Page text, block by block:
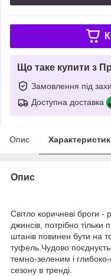
Що таке купити з
Замовлення під
Доступна доставка
Опис
Опис
Світло коричневі броги
джинсів, потрібно тільки
штанів повинен бути на
туфель.Чудово
темно-зеленим і
сезону в тренді.